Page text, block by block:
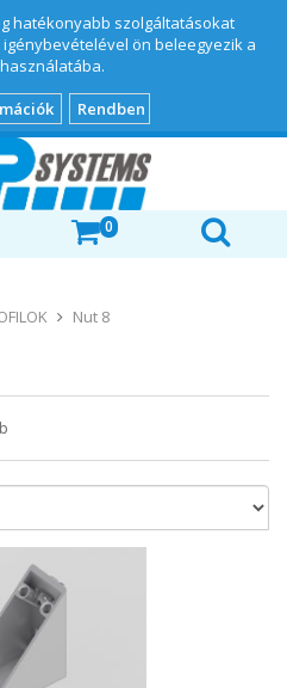
hatékonyabb szolgáltatásokat
ön beleegyezik a
Rendben
0
Nut 8